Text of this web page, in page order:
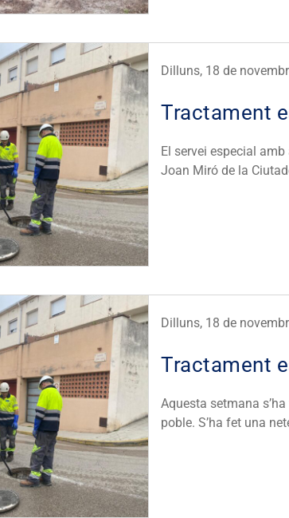
Dilluns, 18 de
Tractament
El servei especial
Joan Miró de la
Dilluns, 18 de
Tractament
Aquesta setmana
poble. S’ha fet una